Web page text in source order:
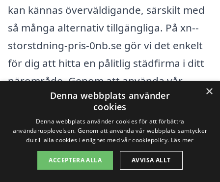
kan kännas överväldigande, särskilt med
så många alternativ tillgängliga. På xn--
storstdning-pris-0nb.se gör vi det enkelt
för dig att hitta en pålitlig städfirma i ditt
närområde. Genom att använda vår
plattform kan du enkelt begära offert från
flera företag som erbjuder storstädning,
vilket ger dig möjlighet att välja det bästa
alternativet för dina behov och din
budget.
×
Denna webbplats använder
cookies
Denna webbplats använder cookies för att förbättra
användarupplevelsen. Genom att använda vår webbplats samtycker
du till alla cookies i enlighet med vår cookiepolicy. Läs mer
ACCEPTERA ALLA AVVISA ALLT